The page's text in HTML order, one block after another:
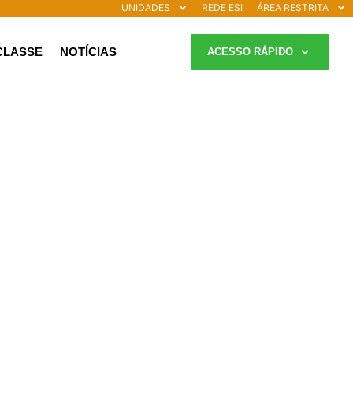
UNIDADES REDE ESI ÁREA RESTRITA
NOTÍCIAS ACESSO RÁPIDO